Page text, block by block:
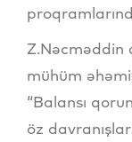
Z.Nəcməddin
mühüm
“Balansı
öz